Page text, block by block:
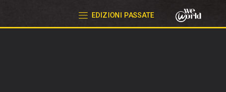
EDIZIONI PASSATE